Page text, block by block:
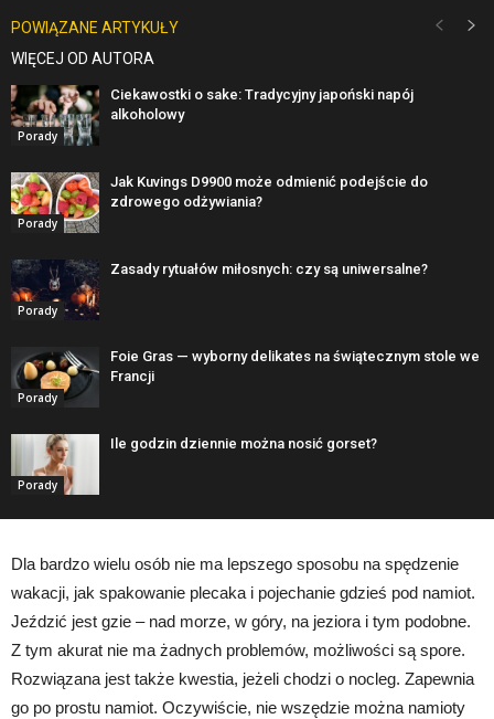
POWIĄZANE ARTYKUŁY
WIĘCEJ OD AUTORA
Porady
Ciekawostki o sake: Tradycyjny japoński napój
alkoholowy
Porady
Jak Kuvings D9900 może odmienić podejście do
zdrowego odżywiania?
Porady
Zasady rytuałów miłosnych: czy są uniwersalne?
Porady
Foie Gras — wyborny delikates na świątecznym stole we
Francji
Porady
Ile godzin dziennie można nosić gorset?
Dla bardzo wielu osób nie ma lepszego sposobu na spędzenie
wakacji, jak spakowanie plecaka i pojechanie gdzieś pod namiot.
Jeździć jest gzie – nad morze, w góry, na jeziora i tym podobne.
Z tym akurat nie ma żadnych problemów, możliwości są spore.
Rozwiązana jest także kwestia, jeżeli chodzi o nocleg. Zapewnia
go po prostu namiot. Oczywiście, nie wszędzie można namioty